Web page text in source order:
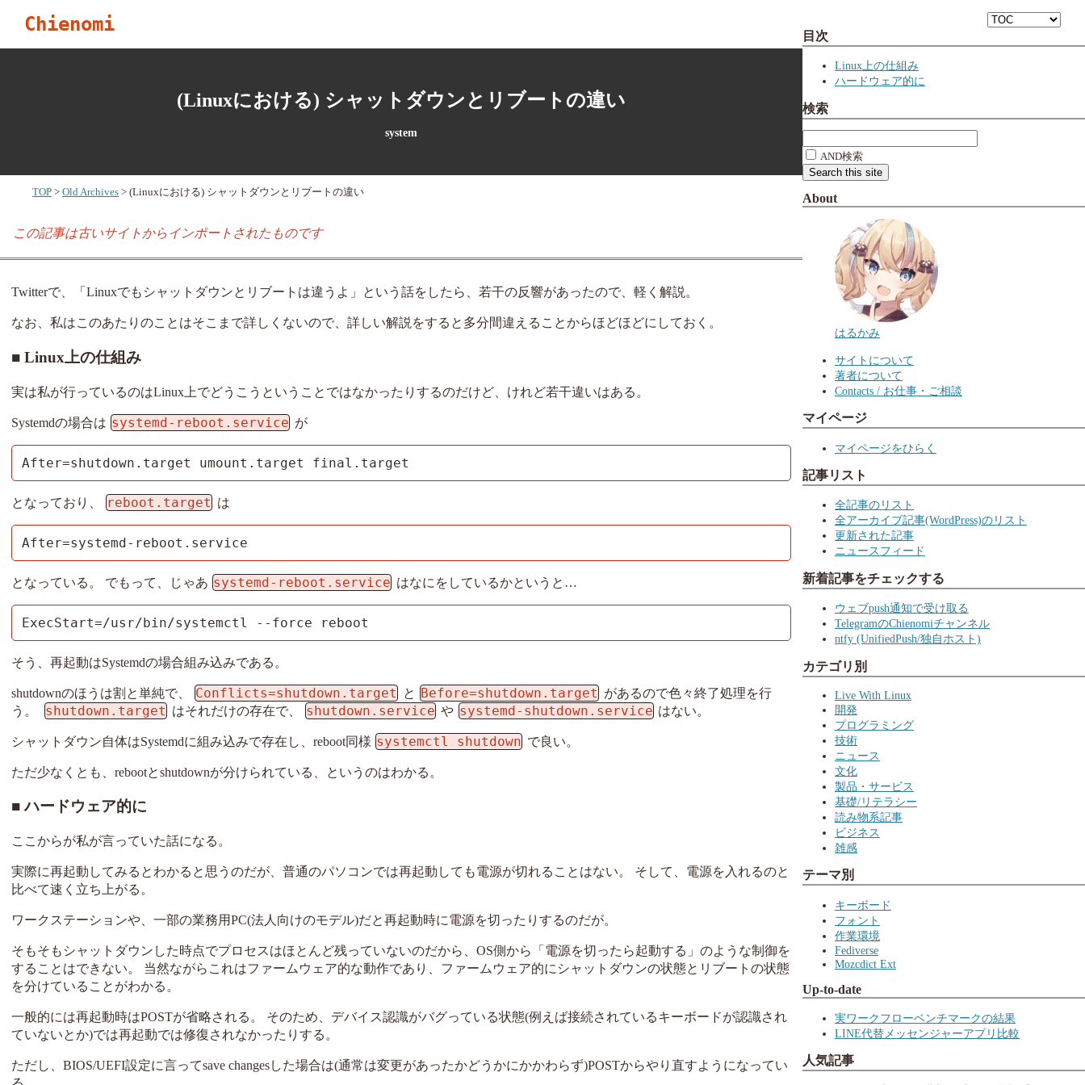
Chienomi
(Linuxにおける) シャットダウンとリブートの違い
system
TOP Old Archives (Linuxにおける) シャットダウンとリブートの違い
この記事は古いサイトからインポートされたものです
Twitterで、「Linuxでもシャットダウンとリブートは違うよ」という話をしたら、若干の反響があったので、軽く解説。
なお、私はこのあたりのことはそこまで詳しくないので、詳しい解説をすると多分間違えることからほどほどにしておく。
Linux上の仕組み
実は私が行っているのはLinux上でどうこうということではなかったりするのだけど、けれど若干違いはある。
Systemdの場合は systemd-reboot.service が
After=shutdown.target umount.target final.target
となっており、 reboot.target は
After=systemd-reboot.service
となっている。 でもって、じゃあ systemd-reboot.service はなにをしているかというと…
ExecStart=/usr/bin/systemctl --force reboot
そう、再起動はSystemdの場合組み込みである。
shutdownのほうは割と単純で、 Conflicts=shutdown.target と Before=shutdown.target があるので色々終了処理を行
う。
shutdown.target はそれだけの存在で、 shutdown.service や systemd-shutdown.service はない。
シャットダウン自体はSystemdに組み込みで存在し、reboot同様 systemctl shutdown で良い。
ただ少なくとも、rebootとshutdownが分けられている、というのはわかる。
ハードウェア的に
ここからが私が言っていた話になる。
実際に再起動してみるとわかると思うのだが、普通のパソコンでは再起動しても電源が切れることはない。 そして、電源を入れるのと
比べて速く立ち上がる。
ワークステーションや、一部の業務用PC(法人向けのモデル)だと再起動時に電源を切ったりするのだが。
そもそもシャットダウンした時点でプロセスはほとんど残っていないのだから、OS側から「電源を切ったら起動する」のような制御を
することはできない。 当然ながらこれはファームウェア的な動作であり、ファームウェア的にシャットダウンの状態とリブートの状態
を分けていることがわかる。
一般的には再起動時はPOSTが省略される。 そのため、デバイス認識がバグっている状態(例えば接続されているキーボードが認識され
ていないとか)では再起動では修復されなかったりする。
ただし、BIOS/UEFI設定に言ってsave changesした場合は(通常は変更があったかどうかにかかわらず)POSTからやり直すようになってい
目次
Linux上の仕組み
ハードウェア的に
検索
AND検索
About
はるかみ
サイトについて
著者について
Contacts / お仕事・ご相談
マイページ
マイページをひらく
記事リスト
全記事のリスト
全アーカイブ記事(WordPress)のリスト
更新された記事
ニュースフィード
新着記事をチェックする
ウェブpush通知で受け取る
TelegramのChienomiチャンネル
ntfy (UnifiedPush/独自ホスト)
カテゴリ別
Live With Linux
開発
プログラミング
技術
ニュース
文化
製品・サービス
基礎/リテラシー
読み物系記事
ビジネス
雑感
テーマ別
キーボード
フォント
作業環境
Fediverse
Mozcdict Ext
Up-to-date
実ワークフローベンチマークの結果
LINE代替メッセンジャーアプリ比較
人気記事